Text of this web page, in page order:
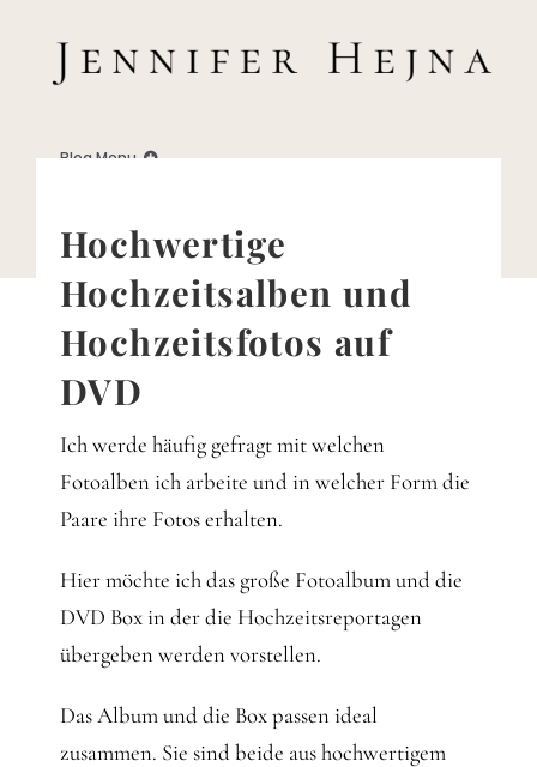
Blog Menu
Business
Familie
Mindset
Hochwertige
Hochzeitsalben und
Hochzeitsfotos auf
DVD
Ich werde häufig gefragt mit welchen
Fotoalben ich arbeite und in welcher Form die
Paare ihre Fotos erhalten.
Hier möchte ich das große Fotoalbum und die
DVD Box in der die Hochzeitsreportagen
übergeben werden vorstellen.
Das Album und die Box passen ideal
zusammen. Sie sind beide aus hochwertigem